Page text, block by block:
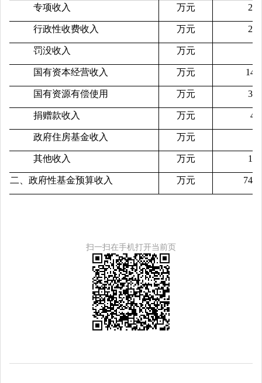
专项收入 万元
行政性收费收入 万元
罚没收入 万元
国有资本经营收入 万元
国有资源有偿使用 万元
捐赠款收入 万元
政府住房基金收入 万元
其他收入 万元
二、政府性基金预算收入 万元
扫一扫在手机打开当前页